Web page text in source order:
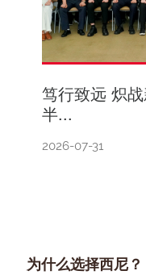
笃行致远 炽
半...
2026-07-31
为什么选择西尼？